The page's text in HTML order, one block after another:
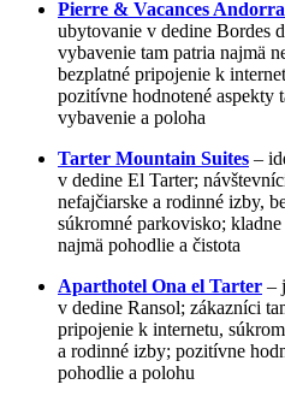
Pierre & Vacances
ubytovanie v dedine Bordes
vybavenie tam patria najmä
bezplatné pripojenie k
pozitívne hodnotené aspekty
vybavenie a poloha
Tarter Mountain Suites –
v dedine El Tarter;
nefajčiarske a rodinné izby,
súkromné parkovisko;
najmä pohodlie a čistota
Aparthotel Ona el Tarter –
v dedine Ransol; zákazníci
pripojenie k internetu,
a rodinné izby; pozitívne
pohodlie a polohu